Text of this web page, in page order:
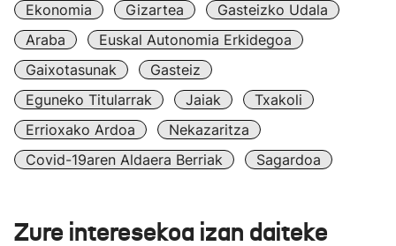
Ekonomia Gizartea
Gasteizko Udala
Araba
Euskal Autonomia Erkidegoa
Gaixotasunak
Gasteiz
Eguneko Titularrak
Jaiak
Txakoli
Errioxako Ardoa
Nekazaritza
Covid-19aren Aldaera Berriak
Sagardoa
Zure interesekoa izan daiteke